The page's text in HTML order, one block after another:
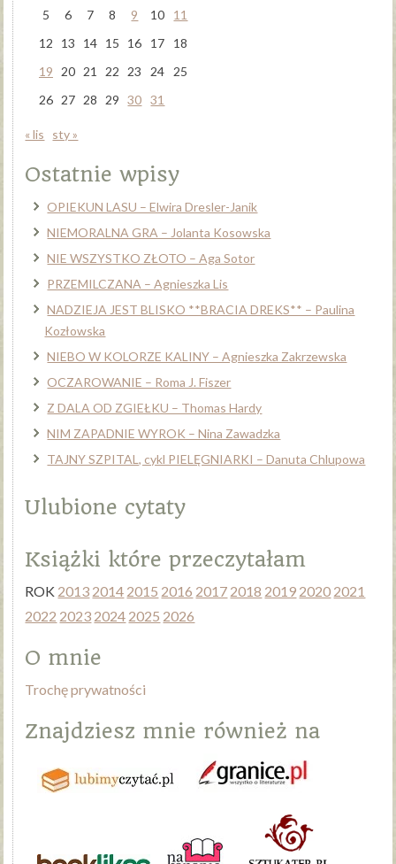
5
6 7 8 9 10
11
12
13 14 15 16 17
18
19
20 21 22 23 24
25
26 27 28 29 30 31
« lis sty »
Ostatnie wpisy
OPIEKUN LASU – Elwira Dresler-Janik
NIEMORALNA GRA – Jolanta Kosowska
NIE WSZYSTKO ZŁOTO – Aga Sotor
PRZEMILCZANA – Agnieszka Lis
NADZIEJA JEST BLISKO **BRACIA DREKS** – Paulina
Kozłowska
NIEBO W KOLORZE KALINY – Agnieszka Zakrzewska
OCZAROWANIE – Roma J. Fiszer
Z DALA OD ZGIEŁKU – Thomas Hardy
NIM ZAPADNIE WYROK – Nina Zawadzka
TAJNY SZPITAL, cykl PIELĘGNIARKI – Danuta Chlupowa
Ulubione cytaty
Książki które przeczytałam
ROK 2013 2014 2015 2016 2017 2018 2019 2020 2021
2022 2023 2024 2025 2026
O mnie
Trochę prywatności
Znajdziesz mnie również na